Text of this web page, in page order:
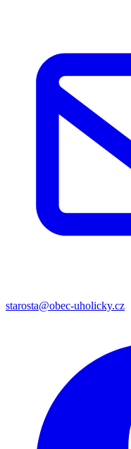
starosta@obec-uholicky.cz